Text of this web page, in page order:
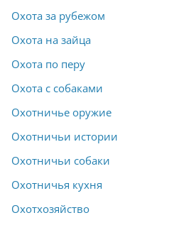
Охота за рубежом
Охота на зайца
Охота по перу
Охота с собаками
Охотничье оружие
Охотничьи истории
Охотничьи собаки
Охотничья кухня
Охотхозяйство